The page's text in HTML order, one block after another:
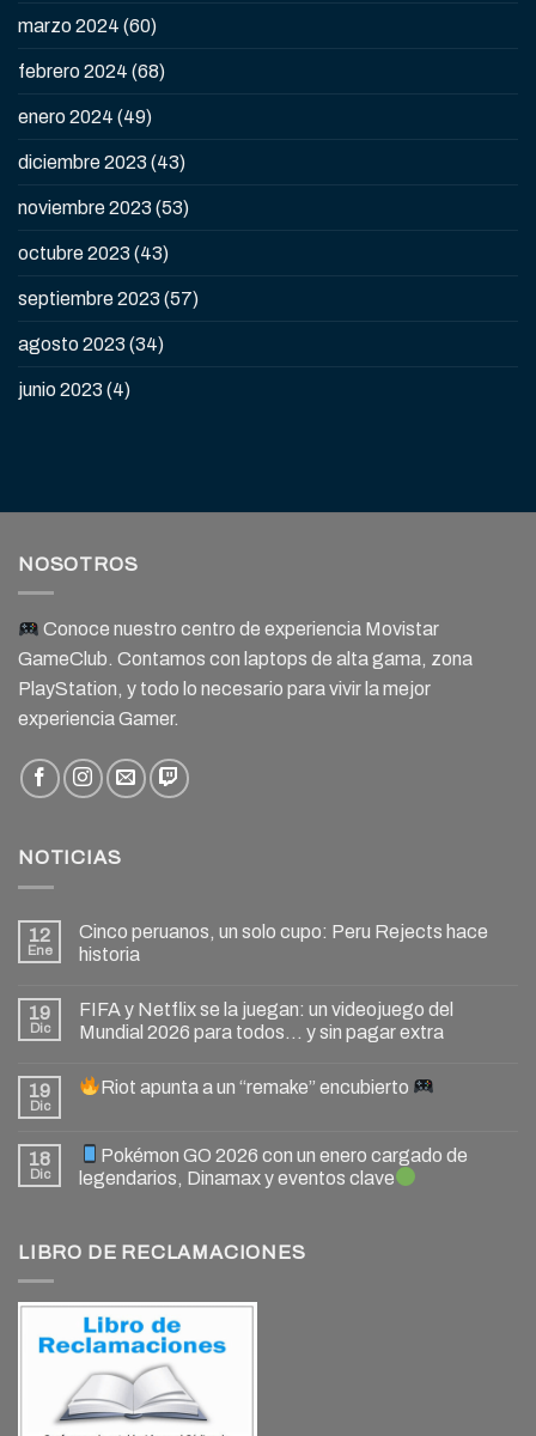
marzo 2024 (60)
febrero 2024 (68)
enero 2024 (49)
diciembre 2023 (43)
noviembre 2023 (53)
octubre 2023 (43)
septiembre 2023 (57)
agosto 2023 (34)
junio 2023 (4)
NOSOTROS
Conoce nuestro centro de experiencia Movistar
GameClub. Contamos con laptops de alta gama, zona
PlayStation, y todo lo necesario para vivir la mejor
experiencia Gamer.
NOTICIAS
12
Ene
Cinco peruanos, un solo cupo: Peru Rejects hace
historia
19
Dic
FIFA y Netflix se la juegan: un videojuego del
Mundial 2026 para todos… y sin pagar extra
19
Dic
Riot apunta a un “remake” encubierto
18
Dic
Pokémon GO 2026 con un enero cargado de
legendarios, Dinamax y eventos clave
LIBRO DE RECLAMACIONES